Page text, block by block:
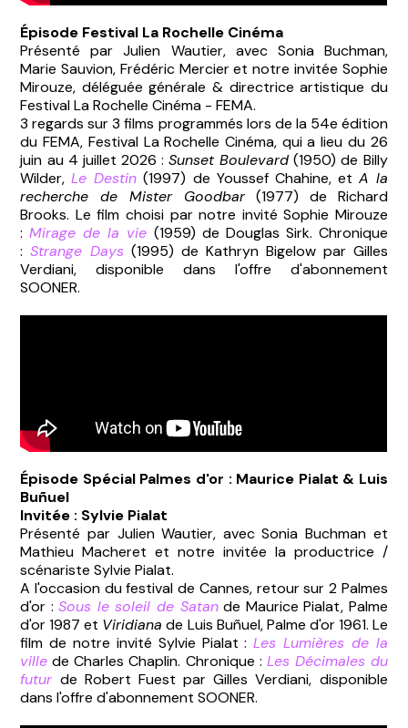
Épisode Festival La Rochelle Cinéma
Présenté par Julien Wautier, avec Sonia Buchman,
Marie Sauvion, Frédéric Mercier et notre invitée Sophie
Mirouze, déléguée générale & directrice artistique du
Festival La Rochelle Cinéma - FEMA.
3 regards sur 3 films programmés lors de la 54e édition
du FEMA, Festival La Rochelle Cinéma, qui a lieu du 26
juin au 4 juillet 2026 :Sunset Boulevard (1950) de Billy
Wilder,Le Destin (1997) de Youssef Chahine, et A la
recherche de Mister Goodbar(1977) de Richard
Brooks. Le film choisi par notre invité Sophie Mirouze
:Mirage de la vie (1959) de Douglas Sirk. Chronique
:Strange Days (1995) de Kathryn Bigelow par Gilles
Verdiani, disponible dans l'offre d'abonnement
SOONER.
Épisode Spécial Palmes d'or : Maurice Pialat & Luis
Buñuel
Invitée : Sylvie Pialat
Présenté par Julien Wautier, avec Sonia Buchman et
Mathieu Macheret et notre invitée la productrice /
scénariste Sylvie Pialat.
A l'occasion du festival de Cannes, retour sur 2 Palmes
d'or :Sous le soleil de Satande Maurice Pialat, Palme
d'or 1987 et Viridiana de Luis Buñuel, Palme d'or 1961. Le
film de notre invité Sylvie Pialat :Les Lumières de la
ville de Charles Chaplin. Chronique : Les Décimales du
futur de Robert Fuest par Gilles Verdiani, disponible
dans l'offre d'abonnement SOONER.